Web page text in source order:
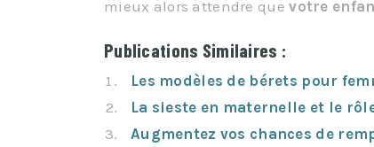
mieux alors attendre quevotre
Publications Similaires :
Les modèles de bérets pour
La sieste en maternelle et le
Augmentez vos chances de